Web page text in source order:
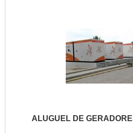
ALUGUEL DE